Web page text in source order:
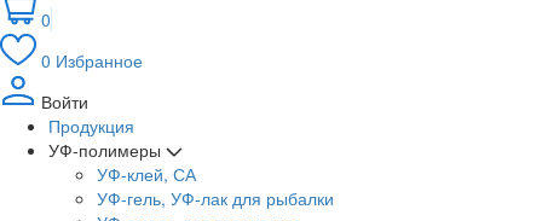
0
0 Избранное
Войти
Продукция
УФ-полимеры
УФ-клей, СА
УФ-гель, УФ-лак для рыбалки